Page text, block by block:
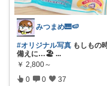
みつまめ🎹🍉
#オリジナル写真 もしもの
備えに…🏖 ...
￥ 2,800～
0 0 37